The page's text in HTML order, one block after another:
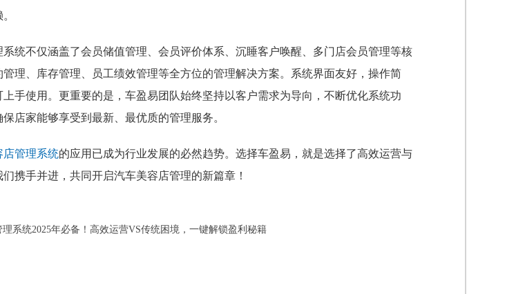
统不仅涵盖了会员储值管理、会员评价体系、沉睡客户唤醒、多门店会员管理等核
理、库存管理、员工绩效管理等全方位的管理解决方案。系统界面友好，操作简
手使用。更重要的是，车盈易团队始终坚持以客户需求为导向，不断优化系统功
店家能够享受到最新、最优质的管理服务。
店管理系统的应用已成为行业发展的必然趋势。选择车盈易，就是选择了高效运营与
携手并进，共同开启汽车美容店管理的新篇章！
系统2025年必备！高效运营VS传统困境，一键解锁盈利秘籍